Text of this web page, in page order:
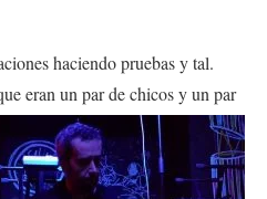
haciendo pruebas y tal.
eran un par dechicos y un par